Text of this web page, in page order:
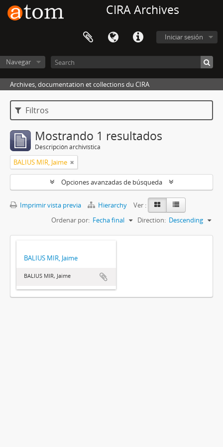
CIRA Archives
Iniciar sesión
Navegar
Archives, documentation et collections du CIRA
Filtros
Mostrando 1 resultados
Descripción archivística
BALIUS MIR, Jaime
Opciones avanzadas de búsqueda
Imprimir vista previa Hierarchy
Ver :
Ordenar por: Fecha final Direction: Descending
BALIUS MIR, Jaime
BALIUS MIR, Jaime